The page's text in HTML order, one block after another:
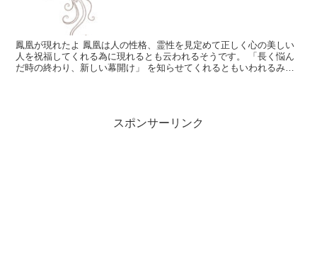
鳳凰が現れたよ 鳳凰は人の性格、霊性を見定めて正しく心の美しい
人を祝福してくれる為に現れるとも云われるそうです。 「長く悩ん
だ時の終わり、新しい幕開け」 を知らせてくれるともいわれるみた
スポンサーリンク